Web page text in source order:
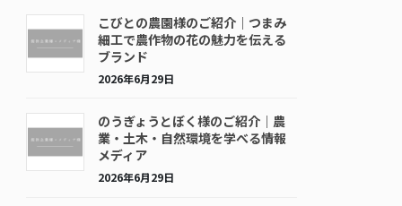
こびとの農園様のご紹介｜つまみ
細工で農作物の花の魅力を伝える
ブランド
2026年6月29日
のうぎょうとぼく様のご紹介｜農
業・土木・自然環境を学べる情報
メディア
2026年6月29日